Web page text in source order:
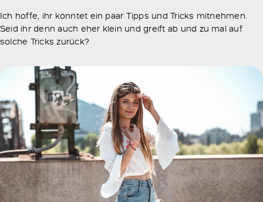
Ich hoffe, ihr konntet ein paar Tipps und Tricks mitnehmen.
Seid ihr denn auch eher klein und greift ab und zu mal auf
solche Tricks zurück?